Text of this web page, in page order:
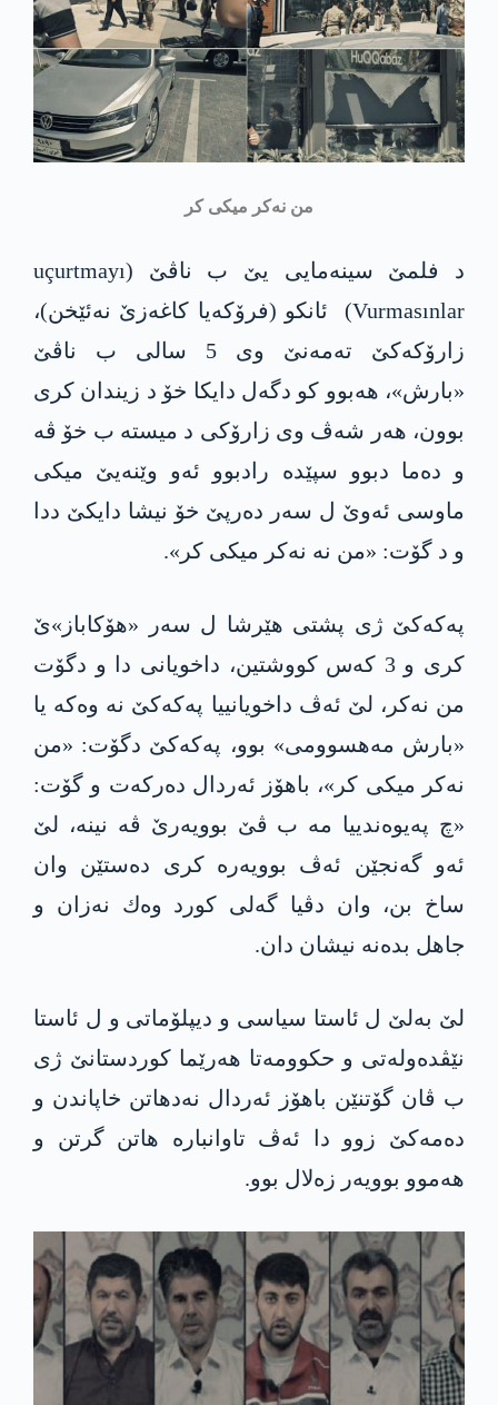
من نەکر میکی کر
د فلمێ سینه‌مایی یێ ب ناڤێ (uçurtmayı
Vurmasınlar) ئانكو (فرۆكه‌یا كاغه‌زێ نه‌ئێخن)،
زارۆکه‌كێ تەمەنێ وی 5 سالی ب ناڤێ
«بارش»، هه‌بوو کو دگەل دایکا خۆ د زیندان کری
بوون، ھەر شەڤ وی زارۆكی د میسته‌ ب خۆ ڤه‌
و ده‌ما دبوو سپێدە رادبوو ئەو وێنەیێ میکی
ماوسی ئه‌وێ ل سەر دەرپێ خۆ نیشا دایكێ ددا
و د گۆت: «من نە نەکر میکی کر».
په‌كه‌كێ ژی پشتی ھێرشا ل سەر «ھۆکاباز»ێ
کری و 3 کەس کووشتین، داخویانی دا و دگۆت
من نەکر، لێ ئەڤ داخویانییا په‌كه‌كێ نە وەکە یا
«بارش مەھسوومی» بوو، په‌كه‌كێ دگۆت: «من
نەکر میکی کر»، باھۆز ئەردال دەرکەت و گۆت:
«چ په‌یوه‌ندییا مه‌ ب ڤێ بوویەرێ ڤە نینە، لێ
ئەو گه‌نجێن ئەڤ بوویەره‌ كری دەستێن وان
ساخ بن، وان دڤیا گه‌لی كورد وه‌ك نه‌زان و
جاهل بده‌نه‌ نیشان دان.
لێ به‌لێ ل ئاستا سیاسی و دیپلۆماتی و ل ئاستا
نێڤدەولەتی و حكوومه‌تا ھەرێما کوردستانێ ژی
ب ڤان گۆتنێن باھۆز ئەردال نەدھاتن خاپاندن و
دەمەکێ زوو دا ئەڤ تاوانباره‌ ھاتن گرتن و
ھەموو بوویەر زەلال بوو.